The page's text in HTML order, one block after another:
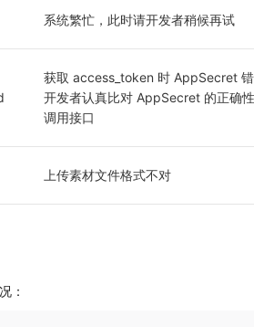
系统繁忙，此时请开发者稍候再试
获取 access_token 时 AppSecret
开发者认真比对 AppSecret 的正确
调用接口
上传素材文件格式不对
：